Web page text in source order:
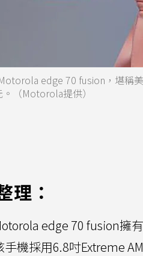
edge 70 fusion，堪稱
（Motorola提供）
理：
edge 70 fusion擁
手機採用6.8吋Extreme